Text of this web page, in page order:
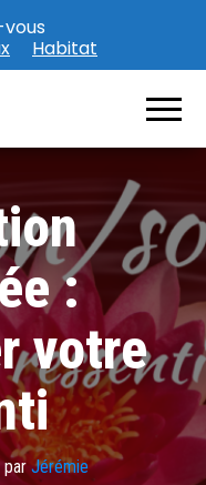
:
votre
par Jérémie
Habitat